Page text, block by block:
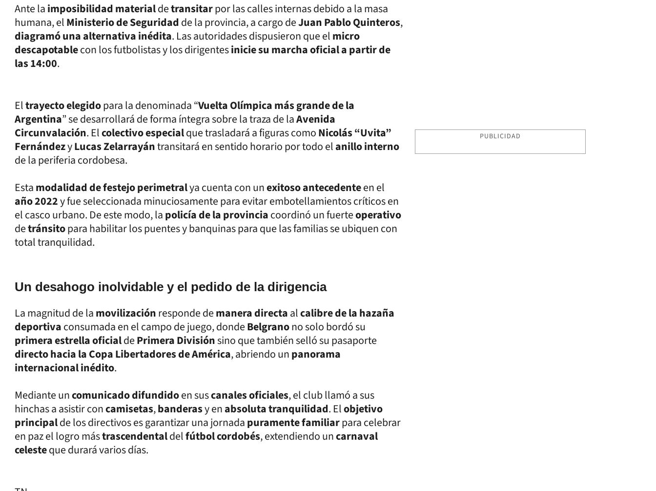
Ante laimposibilidad materialdetransitarpor las calles internas debido a la masa
humana, elMinisterio de Seguridadde la provincia, a cargo deJuan Pablo Quinteros,
diagramó una alternativa inédita. Las autoridades dispusieron que elmicro
descapotablecon los futbolistas y los dirigentesinicie su marcha oficial a partir de
las 14:00.
Eltrayecto elegidopara la denominada “Vuelta Olímpica más grande de la
Argentina” se desarrollará de forma íntegra sobre la traza de laAvenida
Circunvalación. Elcolectivo especialque trasladará a figuras comoNicolás “Uvita”
FernándezyLucas Zelarrayántransitará en sentido horario por todo elanillo interno
de la periferia cordobesa.
Estamodalidad de festejo perimetralya cuenta con unexitoso antecedenteen el
año 2022y fue seleccionada minuciosamente para evitar embotellamientos críticos en
el casco urbano. De este modo, lapolicía de la provinciacoordinó un fuerteoperativo
detránsitopara habilitar los puentes y banquinas para que las familias se ubiquen con
total tranquilidad.
Un desahogo inolvidable y el pedido de la dirigencia
La magnitud de lamovilizaciónresponde demanera directaalcalibre de la hazaña
deportivaconsumada en el campo de juego, dondeBelgranono solo bordó su
primera estrella oficialdePrimera Divisiónsino que también selló su pasaporte
directo hacia la Copa Libertadores de América, abriendo unpanorama
internacional inédito.
Mediante uncomunicado difundidoen suscanales oficiales, el club llamó a sus
hinchas a asistir concamisetas,banderasy enabsoluta tranquilidad. Elobjetivo
principalde los directivos es garantizar una jornadapuramente familiarpara celebrar
en paz el logro mástrascendentaldelfútbol cordobés, extendiendo uncarnaval
celesteque durará varios días.
PUBLICIDAD